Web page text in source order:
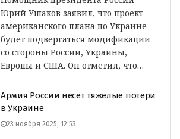
Юрий Ушаков заявил, что проект
американского плана по Украине
будет подвергаться модификации
со стороны России, Украины,
Европы и США. Он отметил, что…
Армия России несет тяжелые потери
в Украине
23 ноября 2025, 12:53